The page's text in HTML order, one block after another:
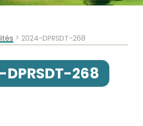
> 2024-DPRSDT-268
DPRSDT-268